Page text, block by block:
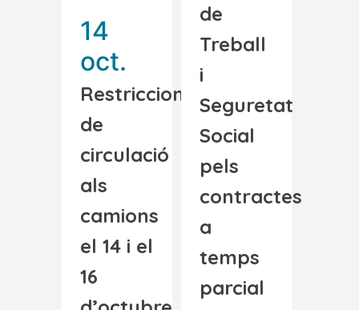
14
oct.
Restriccions
de
circulació
als
camions
el 14 i el
16
de
Treball
i
Seguretat
Social
pels
contractes
a
temps
parcial